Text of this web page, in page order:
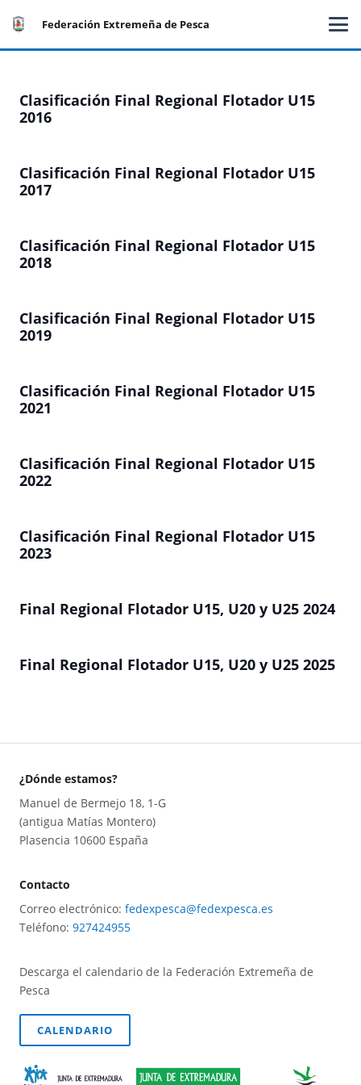
Federación Extremeña de Pesca
Clasificación Final Regional Flotador U15
2016
Clasificación Final Regional Flotador U15
2017
Clasificación Final Regional Flotador U15
2018
Clasificación Final Regional Flotador U15
2019
Clasificación Final Regional Flotador U15
2021
Clasificación Final Regional Flotador U15
2022
Clasificación Final Regional Flotador U15
2023
Final Regional Flotador U15, U20 y U25 2024
Final Regional Flotador U15, U20 y U25 2025
¿Dónde estamos?
Manuel de Bermejo 18, 1-G
(antigua Matías Montero)
Plasencia 10600 España
Contacto
Correo electrónico: fedexpesca@fedexpesca.es
Teléfono: 927424955
Descarga el calendario de la Federación Extremeña de
Pesca
CALENDARIO